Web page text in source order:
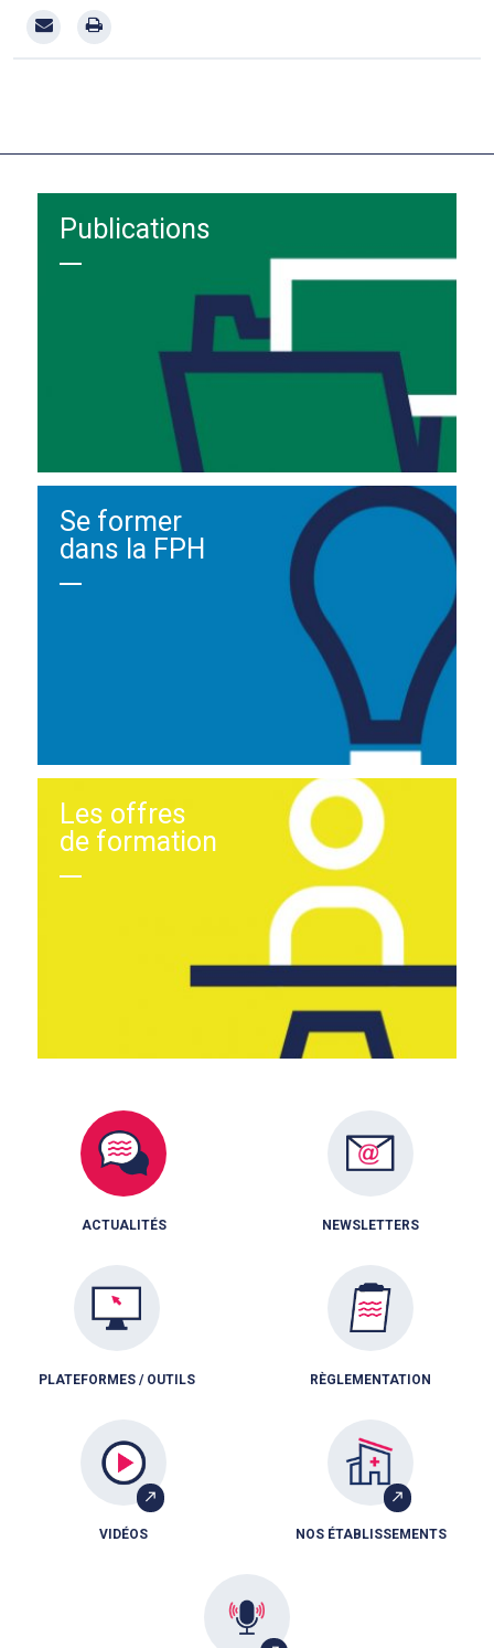
Publications
Se former
dans la FPH
Les offres
de formation
ACTUALITÉS NEWSLETTERS
PLATEFORMES / OUTILS RÈGLEMENTATION
VIDÉOS NOS ÉTABLISSEMENTS